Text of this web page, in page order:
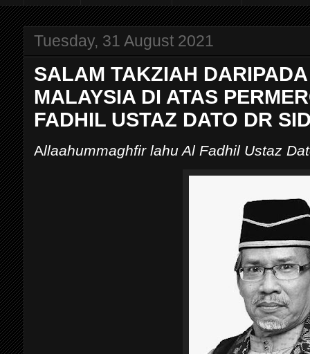
Tuesday, 31 August 2021
SALAM TAKZIAH
MALAYSIA DI ATAS
FADHIL USTAZ DATO DR
Allaahummaghfir lahu Al Fadhil Ustaz